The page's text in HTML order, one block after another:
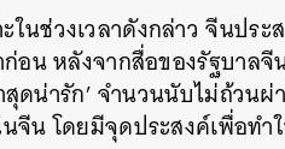
ในช่วงเวลาดังกล่าว จีนปร
อน หลังจากสื่อของรัฐบาล
ดน่ารัก’ จำนวนนับไม่ถ้วน
น โดยมีจุดประสงค์เพื่อทำ